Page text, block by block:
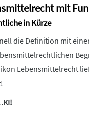
mit
in Kürze
die Definition mit
Lebensmittelrecht